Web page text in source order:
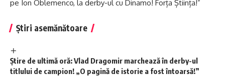
pe Ion Oblemenco, la derby-ul cu Dinamo! Forța Știința!”
Știri asemănătoare
Știre de ultimă oră: Vlad Dragomir marchează în derby-ul
titlului de campion! „O pagină de istorie a fost întoarsă!”